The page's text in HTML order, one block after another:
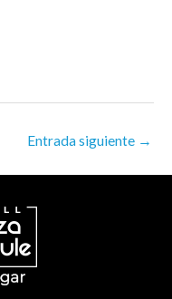
Entrada siguiente →